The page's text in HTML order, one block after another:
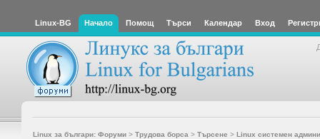
Linux-BG Начало Помощ Търси Календар Вход
Linux за българи: Форуми> Трудова борса > Търсене > Linux системен